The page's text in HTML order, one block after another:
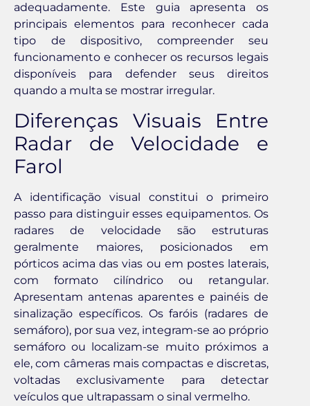
adequadamente. Este guia apresenta os
principais elementos para reconhecer cada
tipo de dispositivo, compreender seu
funcionamento e conhecer os recursos legais
disponíveis para defender seus direitos
quando a multa se mostrar irregular.
Diferenças Visuais Entre
Radar de Velocidade e
Farol
A identificação visual constitui o primeiro
passo para distinguir esses equipamentos. Os
radares de velocidade são estruturas
geralmente maiores, posicionados em
pórticos acima das vias ou em postes laterais,
com formato cilíndrico ou retangular.
Apresentam antenas aparentes e painéis de
sinalização específicos. Os faróis (radares de
semáforo), por sua vez, integram-se ao próprio
semáforo ou localizam-se muito próximos a
ele, com câmeras mais compactas e discretas,
voltadas exclusivamente para detectar
veículos que ultrapassam o sinal vermelho.